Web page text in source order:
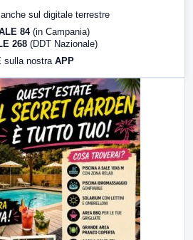
LabNews (replica)
sul digitale terrestre
84 (in Campania)
268 (DDT Nazionale)
sulla nostra APP